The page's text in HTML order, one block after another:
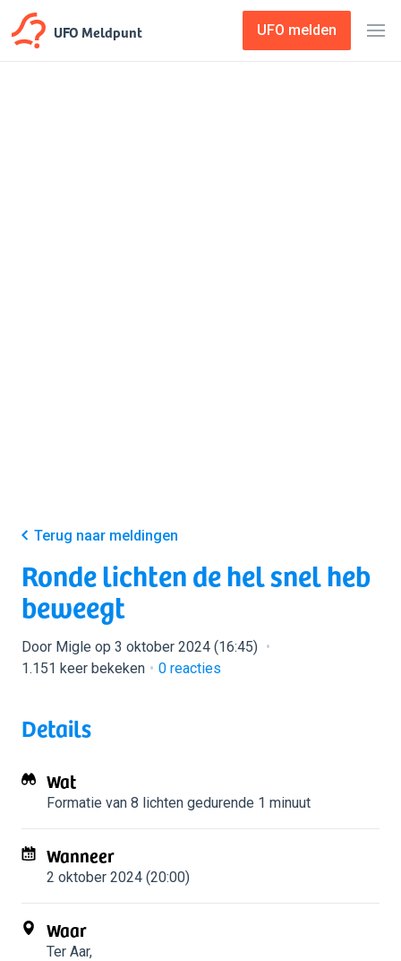
UFO Meldpunt UFO melden
Terug naar meldingen
Ronde lichten de hel snel heb
beweegt
Door Migle op 3 oktober 2024 (16:45)
1.151 keer bekeken
0 reacties
Details
Wat
Formatie van 8 lichten gedurende 1 minuut
Wanneer
2 oktober 2024 (20:00)
Waar
Ter Aar,